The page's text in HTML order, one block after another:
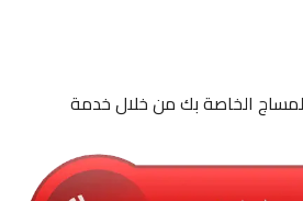
الخاصة بك من خلال خدمة